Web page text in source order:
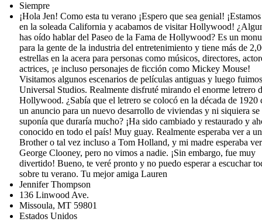
Siempre
¡Hola Jen! Como esta tu verano ¡Espero que sea genial!
en la soleada California y acabamos de visitar Hollywood!
has oído hablar del Paseo de la Fama de Hollywood? Es un
para la gente de la industria del entretenimiento y tiene más de
estrellas en la acera para personas como músicos, directores,
actrices, ¡e incluso personajes de ficción como Mickey Mouse!
Visitamos algunos escenarios de películas antiguas y luego
Universal Studios. Realmente disfruté mirando el enorme letrero
Hollywood. ¿Sabía que el letrero se colocó en la década de 1920
un anuncio para un nuevo desarrollo de viviendas y ni siquiera se
suponía que duraría mucho? ¡Ha sido cambiado y restaurado y
conocido en todo el país! Muy guay. Realmente esperaba ver a
Brother o tal vez incluso a Tom Holland, y mi madre esperaba
George Clooney, pero no vimos a nadie. ¡Sin embargo, fue muy
divertido! Bueno, te veré pronto y no puedo esperar a escuchar
sobre tu verano. Tu mejor amiga Lauren
Jennifer Thompson
136 Linwood Ave.
Missoula, MT 59801
Estados Unidos